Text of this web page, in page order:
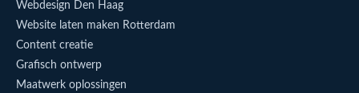
Webdesign Den Haag
Website laten maken Rotterdam
Content creatie
Grafisch ontwerp
Maatwerk oplossingen